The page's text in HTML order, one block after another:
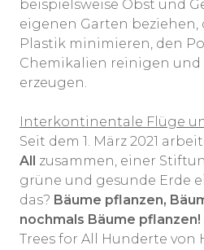
beispielsweise Obst und
eigenen Garten beziehen,
Plastik minimieren, den
Chemikalien reinigen
erzeugen.
Interkontinentale Flüge
Seit dem 1. März 2021
All zusammen, einer
grüne und gesunde Erde
das? Bäume pflanzen,
nochmals Bäume pflanzen!
Trees for All Hunderte von